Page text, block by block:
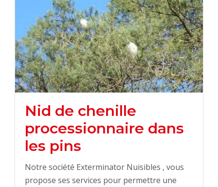
Nid de chenille
processionnaire dans
les pins
Notre société Exterminator Nuisibles , vous
propose ses services pour permettre une